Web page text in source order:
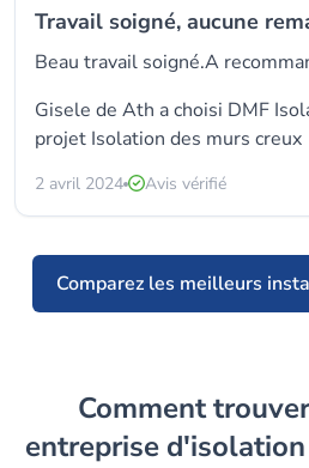
Travail soigné, aucune
Beau travail soigné.A
Gisele de Ath a choisi DMF
projet Isolation des murs creux
2 avril 2024 Avis vérifié
Comparez les meilleurs
Comment trouver le meilleur
entreprise